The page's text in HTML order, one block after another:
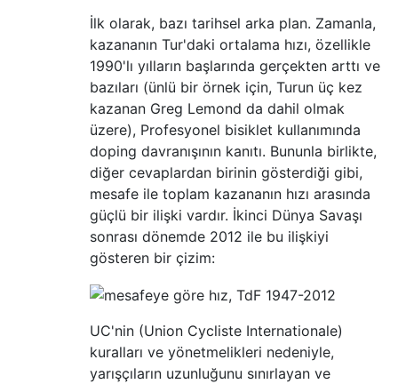
def get_stages(f):
    import csv
    reader = csv.reader(f)
    headings = next(reader)
    for row in reader:
        info = dict(zip(headings, row))
        yield info
if __name__ == '__main__':
    years, watts = [], []
    import sys
    # tdf_winners.csv downloaded from
# http://www.guardian.co.uk/news/
speed_km_h = float(stage['Average
dist_km = int(stage['Course
İlk olarak, bazı tarihsel arka plan. Zamanla,
kazananın Tur'daki ortalama hızı, özellikle
1990'lı yılların başlarında gerçekten arttı ve
bazıları (ünlü bir örnek için, Turun üç kez
kazanan Greg Lemond da dahil olmak
üzere), Profesyonel bisiklet kullanımında
doping davranışının kanıtı. Bununla birlikte,
diğer cevaplardan birinin gösterdiği gibi,
mesafe ile toplam kazananın hızı arasında
güçlü bir ilişki vardır. İkinci Dünya Savaşı
sonrası dönemde 2012 ile bu ilişkiyi
gösteren bir çizim:
UC'nin (Union Cycliste Internationale)
kuralları ve yönetmelikleri nedeniyle,
yarışçıların uzunluğunu sınırlayan ve